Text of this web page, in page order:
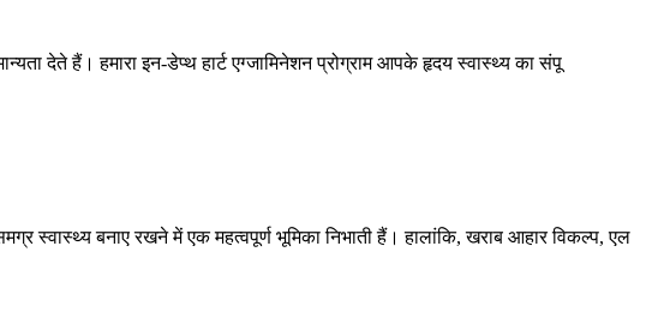
देते हैं। हमारा इन-डेप्थ हार्ट एग्जामिनेशन प्रोग्राम आपके हृदय स्वास्थ्य का संपू
स्वास्थ्य बनाए रखने में एक महत्वपूर्ण भूमिका निभाती हैं। हालांकि, खराब आहार विकल्प, एल